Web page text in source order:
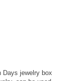
Days jewelry box